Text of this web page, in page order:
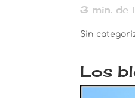
3 min. de
Sin
Los